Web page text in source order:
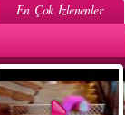
En Çok İzlenenler